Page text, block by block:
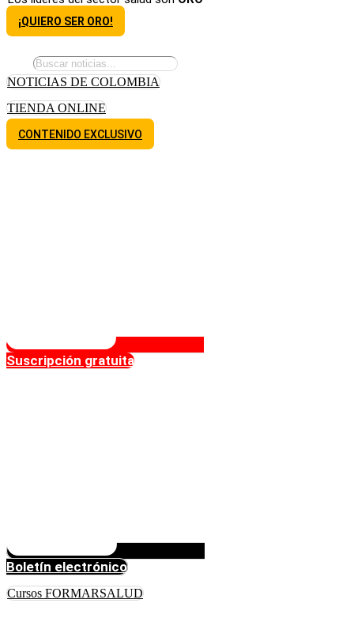
¡QUIERO SER ORO!
NOTICIAS DE COLOMBIA
TIENDA ONLINE
CONTENIDO EXCLUSIVO
Suscripción gratuita
Boletín electrónico
Cursos FORMARSALUD